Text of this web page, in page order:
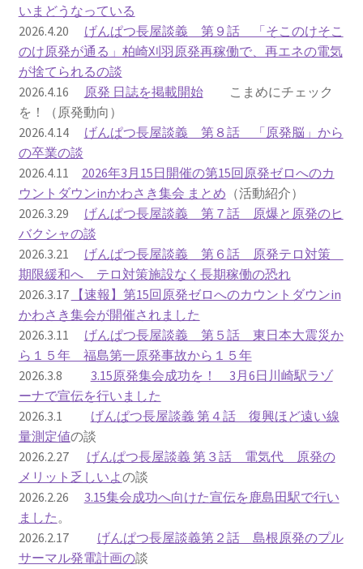
2025.3.23第14回原発ゼロへのカウントダウンinかわさ
き集会開催
2026.3.15 第１５回原発ゼロへのカウントダウンinか
わさき集会開催
ギャラリー
ギャラリー_2023.3.12
ギャラリー_2024.3.10
ギャラリー_2025.3.23
ギャラリー_2026.3.15
原発ゼロと未来
原発動向
原発 日誌
2022.7.15東電・株主訴訟 経営陣に13兆円賠償命令
2022.8.1 福島第一原発 汚染配管撤去 失敗続きで計画
断念
いまどうなっている
2026.4.20 げんぱつ長屋談義 第９話 「そこのけそこ
のけ原発が通る」柏崎刈羽原発再稼働で、再エネの電気
が捨てられるの談
2026.4.16 原発 日誌を掲載開始こまめにチェック
を！（原発動向）
2026.4.14 げんぱつ長屋談義 第８話 「原発脳」から
の卒業の談
2026.4.11 2026年3月15日開催の第15回原発ゼロへのカ
ウントダウンinかわさき集会 まとめ （活動紹介）
2026.3.29 げんぱつ長屋談義 第７話 原爆と原発のヒ
バクシャの談
2026.3.21 げんぱつ長屋談義 第６話 原発テロ対策
期限緩和へ テロ対策施設なく長期稼働の恐れ
2026.3.17
【速報】第15回原発ゼロへのカウントダウンin
かわさき集会が開催されました
2026.3.11 げんぱつ長屋談義 第５話 東日本大震災か
ら１５年 福島第一原発事故から１５年
2026.3.8 3.15原発集会成功を！ 3月6日川崎駅ラゾ
ーナで宣伝を行いました
2026.3.1 げんぱつ長屋談義 第４話 復興ほど遠い線
量測定値の談
2026.2.27 げんぱつ長屋談義 第３話 電気代 原発の
メリット乏しいよの談
2026.2.26 3.15集会成功へ向けた宣伝を鹿島田駅で行い
ました。
2026.2.17 げんぱつ長屋談義第２話 島根原発のプル
サーマル発電計画の談